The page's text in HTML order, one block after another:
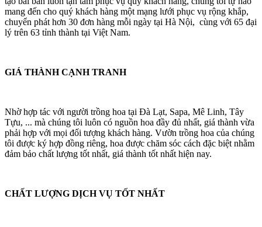
mang đến cho quý khách hàng một mạng lưới phục vụ rộng khắp,
chuyển phát hơn 30 đơn hàng mỗi ngày tại Hà Nội, cùng với 65 đại
lý trên 63 tỉnh thành tại Việt Nam.
GIÁ THÀNH CẠNH TRANH
Nhờ hợp tác với người trồng hoa tại Đà Lạt, Sapa, Mê Linh, Tây
Tựu, ... mà chúng tôi luôn có nguồn hoa đầy đủ nhất, giá thành vừa
phải hợp với mọi đối tượng khách hàng. Vườn trồng hoa của chúng
tôi được ký hợp đồng riêng, hoa được chăm sóc cách đặc biệt nhằm
đảm bảo chất lượng tốt nhất, giá thành tốt nhất hiện nay.
CHẤT LƯỢNG DỊCH VỤ TỐT NHẤT